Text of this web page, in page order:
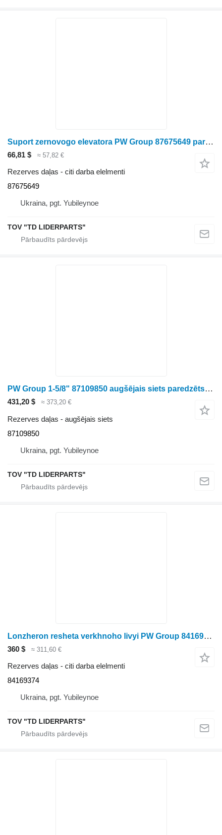
Suport zernovogo elevatora PW Group 87675649 paredzēts graudu kombaina
66,81 $ ≈ 57,82 €
Rezerves daļas - citi darba elelmenti
87675649
Ukraina, pgt. Yubileynoe
TOV "TD LIDERPARTS"
PW Group 1-5/8" 87109850 augšējais siets paredzēts Case IH 8010 graudu kombaina
431,20 $ ≈ 373,20 €
Rezerves daļas - augšējais siets
87109850
Ukraina, pgt. Yubileynoe
TOV "TD LIDERPARTS"
Lonzheron resheta verkhnoho livyi PW Group 84169374 paredzēts graudu kombaina
360 $ ≈ 311,60 €
Rezerves daļas - citi darba elelmenti
84169374
Ukraina, pgt. Yubileynoe
TOV "TD LIDERPARTS"